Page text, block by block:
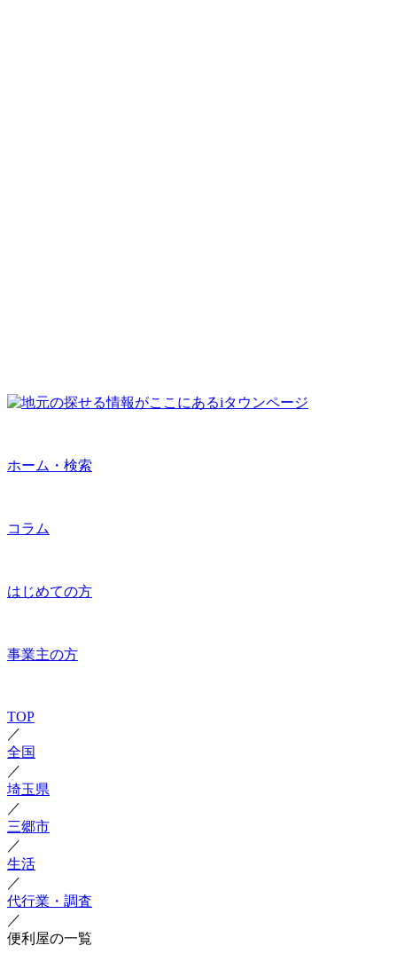
ホーム・検索
コラム
はじめての方
事業主の方
TOP
／
全国
／
埼玉県
／
三郷市
／
生活
／
代行業・調査
／
便利屋の一覧